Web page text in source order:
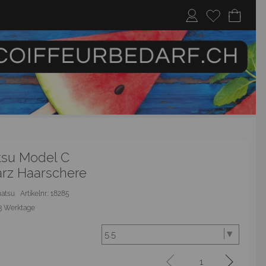
Model C
Haarschere
Artikelnr.: 18285
Werktage